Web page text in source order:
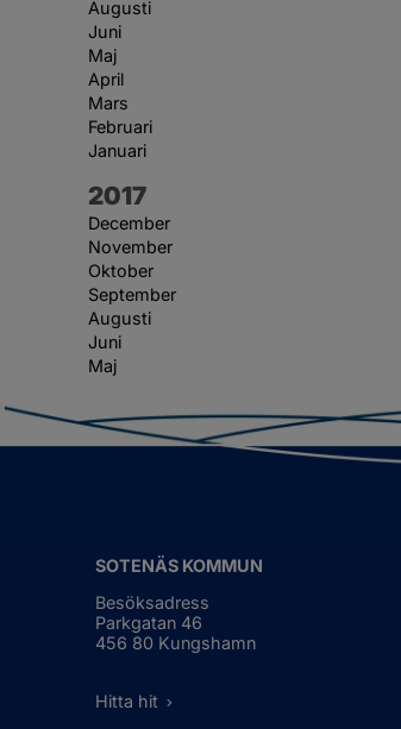
Augusti
Juni
Maj
April
Mars
Februari
Januari
År:
2017
December
November
Oktober
September
Augusti
Juni
Maj
SOTENÄS KOMMUN
Besöksadress
Parkgatan 46
456 80 Kungshamn
Hitta hit